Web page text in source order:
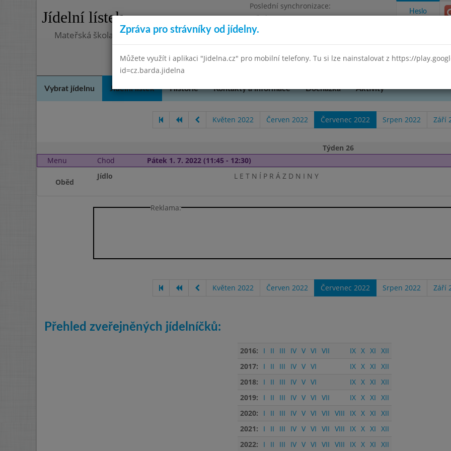
Jídelní lístek
Poslední synchronizace:
Středa 8.7.2026 18:35
Mateřská škola, Praha 5 - Barrandov, Lohniského 851, příspěvková organizace
Heslo
Vybrat jídelnu Jídelní lístek Historie Kontakty a informace Docházka Aktivity
Květen 2022 Červen 2022 Červenec 2022 Srpen 2022 Září
Týden 26
Menu
Chod Pátek 1. 7. 2022 (11:45 - 12:30)
Oběd
Jídlo L E T N Í P R Á Z D N I N Y
Reklama:
Květen 2022 Červen 2022 Červenec 2022 Srpen 2022 Září
Přehled zveřejněných jídelníčků:
2016: I II III IV V VI VII IX X XI XII
2017:
I II III IV V VI IX X XI XII
2018:
I II III IV V VI IX X XI XII
2019:
I II III IV V VI VII IX X XI XII
2020:
I II III IV V VI VII VIII IX X XI XII
2021:
I II III IV V VI VII VIII IX X XI XII
2022:
I II III IV V VI VII VIII IX X XI XII
Zpráva pro strávníky od jídelny.
Můžete využít i aplikaci "Jidelna.cz" pro mobilní telefony. Tu si lze nainstalovat z https://
id=cz.barda.jidelna